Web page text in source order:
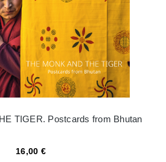
TIGER. Postcards from Bhutan
16,00 €